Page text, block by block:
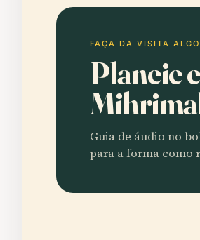
FAÇA DA VISITA
Planeie
Guia de áudio no
para a forma como